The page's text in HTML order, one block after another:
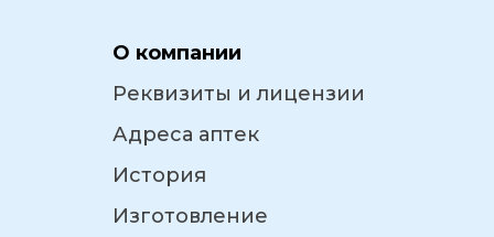
О компании
Реквизиты и лицензии
Адреса аптек
История
Изготовление